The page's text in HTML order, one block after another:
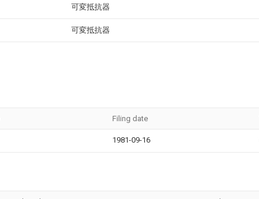
可変抵抗器
可変抵抗器
Filing date
1981-09-16